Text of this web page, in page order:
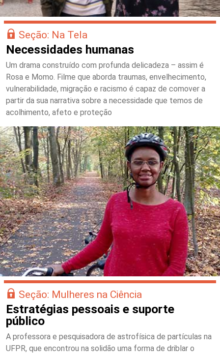
Seção: Na Tela
Necessidades humanas
Um drama construído com profunda delicadeza – assim é
Rosa e Momo. Filme que aborda traumas, envelhecimento,
vulnerabilidade, migração e racismo é capaz de comover a
partir da sua narrativa sobre a necessidade que temos de
acolhimento, afeto e proteção
Seção: Mulheres na Ciência
Estratégias pessoais e suporte
público
A professora e pesquisadora de astrofísica de partículas na
UFPR, que encontrou na solidão uma forma de driblar o